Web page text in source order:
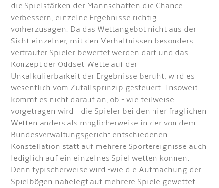
die Spielstärken der Mannschaften die Chance
verbessern, einzelne Ergebnisse richtig
vorherzusagen. Da das Wettangebot nicht aus der
Sicht einzelner, mit den Verhältnissen besonders
vertrauter Spieler bewertet werden darf und das
Konzept der Oddset-Wette auf der
Unkalkulierbarkeit der Ergebnisse beruht, wird es
wesentlich vom Zufallsprinzip gesteuert. Insoweit
kommt es nicht darauf an, ob - wie teilweise
vorgetragen wird - die Spieler bei den hier fraglichen
Wetten anders als möglicherweise in der von dem
Bundesverwaltungsgericht entschiedenen
Konstellation statt auf mehrere Sportereignisse auch
lediglich auf ein einzelnes Spiel wetten können.
Denn typischerweise wird -wie die Aufmachung der
Spielbögen nahelegt auf mehrere Spiele gewettet.